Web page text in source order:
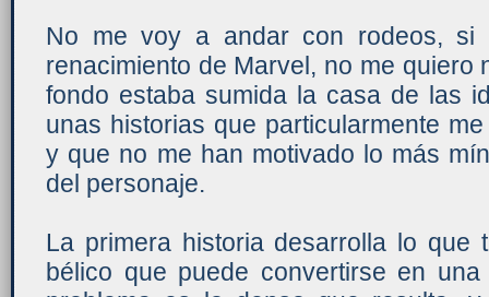
No me voy a andar con rodeos, si
renacimiento de Marvel, no me quiero
fondo estaba sumida la casa de las
unas historias que particularmente
y que no me han motivado lo más
del personaje.
La primera historia desarrolla lo que
bélico que puede convertirse en